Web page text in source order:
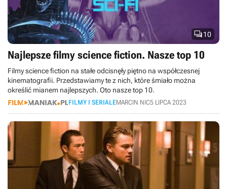
10
Najlepsze filmy science fiction. Nasze top 10
Filmy science fiction na stałe odcisnęły piętno na współczesnej
kinematografii. Przedstawiamy te z nich, które śmiało można
określić mianem najlepszych. Oto nasze top 10.
FILMY I SERIALEMARCIN NIC5 LIPCA 2023